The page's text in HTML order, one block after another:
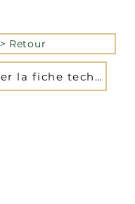
> Retour
Télécharger la fiche technique